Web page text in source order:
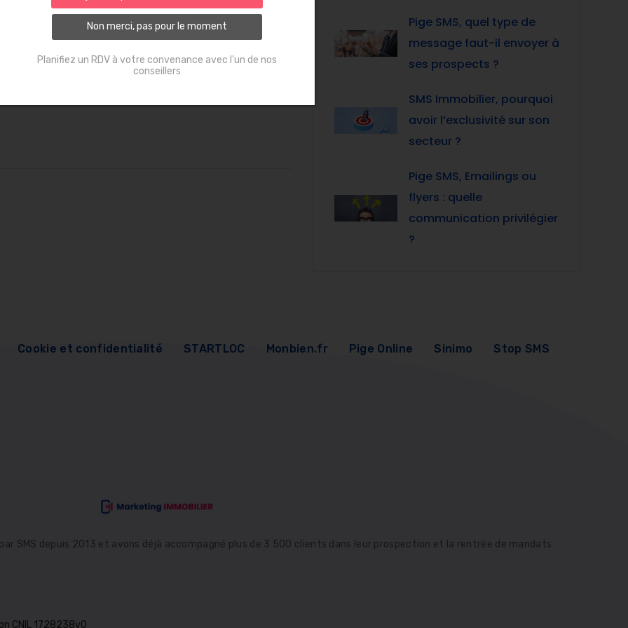
Pige SMS, quel type de
message faut-il envoyer à
ses prospects ?
SMS Immobilier, pourquoi
avoir l’exclusivité sur son
secteur ?
Pige SMS, Emailings ou
flyers : quelle
communication privilégier
?
Cookie et confidentialité STARTLOC Monbien.fr Pige Online Sinimo Stop SMS
SMS depuis 2013 et avons déjà accompagné plus de 3 500 clients dans leur prospection et la rentrée de mandats
CNIL 1728238v0
Non merci, pas pour le moment
Planifiez un RDV à votre convenance avec l'un de nos
conseillers